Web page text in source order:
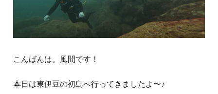
こんばんは。風間です！
本日は東伊豆の初島へ行ってきましたよ〜♪